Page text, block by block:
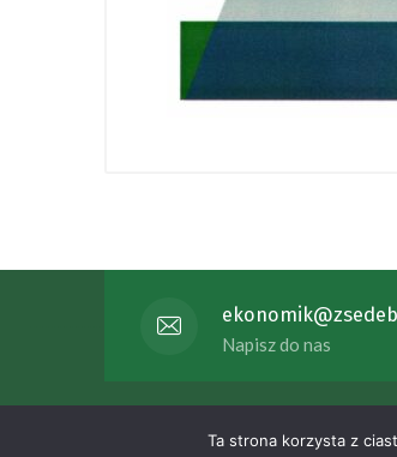
Napisz do nas
Copyright
Ta strona korzysta z